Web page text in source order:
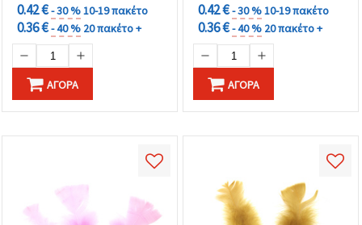
0.42 €- 30 %10-19 πακέτο
0.36 €- 40 % 20 πακέτο +
ΑΓΟΡΆ
0.42 €- 30 %10-19 πακέτο
0.36 €- 40 % 20 πακέτο +
ΑΓΟΡΆ